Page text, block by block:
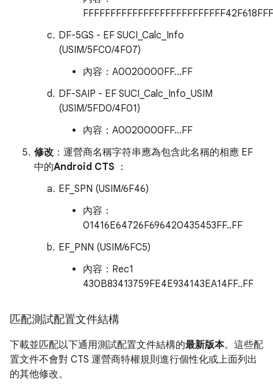
DF-5GS - EF SUCI_Calc_Info
(USIM/5FC0/4F07)
內容：A0020000FF…FF
DF-SAIP - EF SUCI_Calc_Info_USIM
(USIM/5FD0/4F01)
內容：A0020000FF…FF
修改 ：運營商名稱字符串應為包含此名稱的相應 EF
中的Android CTS ：
EF_SPN (USIM/6F46)
內容：
01416E64726F696420435453FF..FF
EF_PNN (USIM/6FC5)
內容：Rec1
430B83413759FE4E934143EA14FF..FF
匹配測試配置文件結構
下載並匹配以下通用測試配置文件結構的最新版本。這些配
置文件不會對 CTS 運營商特權規則進行個性化或上面列出
的其他修改。